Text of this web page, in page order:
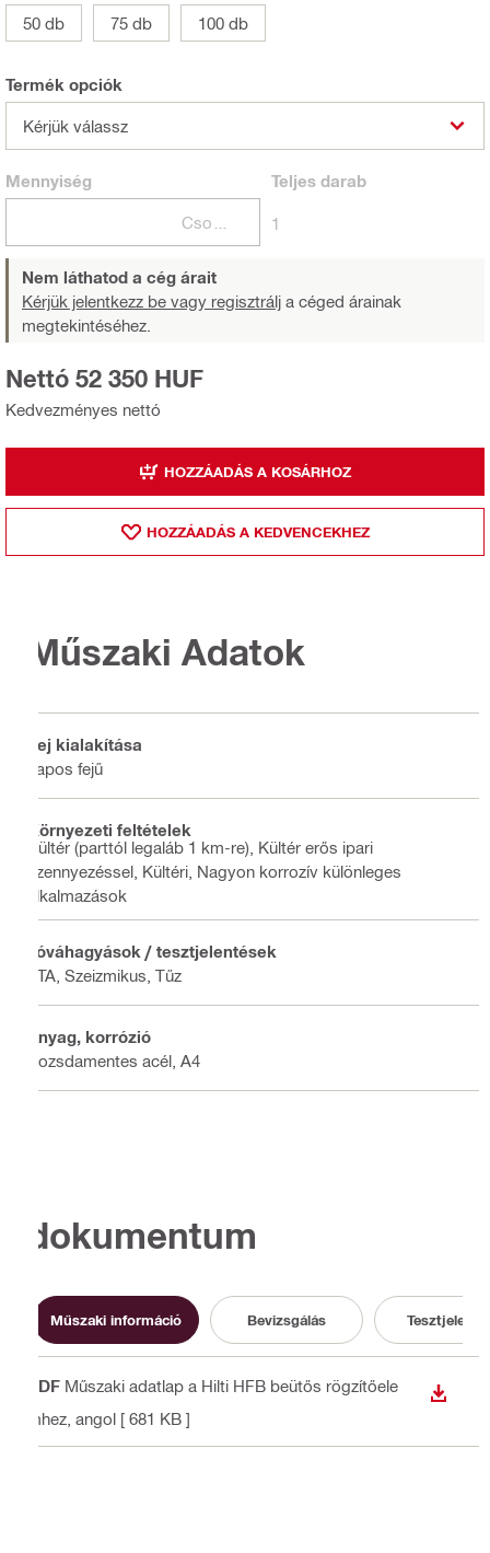
50 db
75 db 100 db
Termék opciók
Kérjük válassz
Mennyiség Teljesdarab
1
Nem láthatod a cég árait
Kérjük jelentkezz be vagy regisztrálj a céged árainak
megtekintéséhez.
Kedvezményes nettó
Nettó 52 350 HUF
HOZZÁADÁS A KOSÁRHOZ
HOZZÁADÁS A KEDVENCEKHEZ
Műszaki Adatok
Fej kialakítása
Lapos fejű
Környezeti feltételek
Kültér (parttól legaláb 1 km-re), Kültér erős ipari
szennyezéssel, Kültéri, Nagyon korrozív különleges
alkalmazások
Jóváhagyások / tesztjelentések
ETA, Szeizmikus, Tűz
Anyag, korrózió
Rozsdamentes acél, A4
dokumentum
Műszaki információ Bevizsgálás
PDF Műszaki adatlap a Hilti HFB beütős rögzítőele
mhez , angol [ 681 KB ]